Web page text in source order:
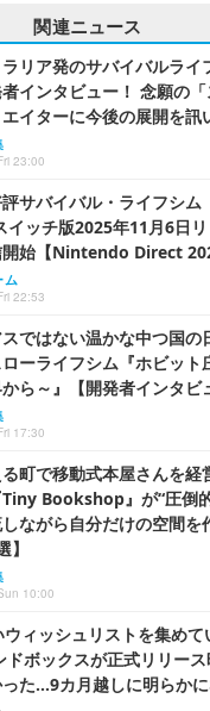
関連ニュース
リア発のサバイバルラ
インタビュー！ 念願の
イターに今後の展開を訊
23:00
サバイバル・ライフシ
イッチ版2025年11月6日
始【Nintendo Direct
ム
22:53
スではない温かな中つ国
ーライフシム『ホビット
ら～』【開発者インタビ
17:30
町で移動式本屋さんを経
Bookshop』が“圧倒
ながら自分だけの空間を
】
10:00
ウィッシュリストを集め
ドボックスが正式リリー
た…9カ月越しに明らか